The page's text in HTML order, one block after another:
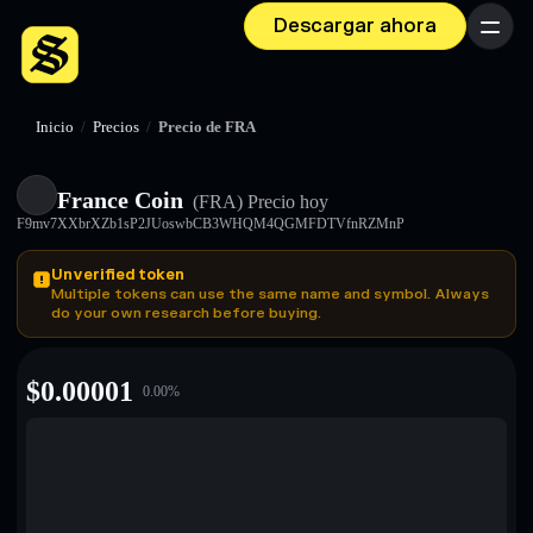
Descargar ahora Menú
Inicio / Precios / Precio de FRA
France Coin (FRA) Precio hoy
F9mv7XXbrXZb1sP2JUoswbCB3WHQM4QGMFDTVfnRZMnP
Unverified token
Multiple tokens can use the same name and symbol. Always
do your own research before buying.
$0.00001 0.00%